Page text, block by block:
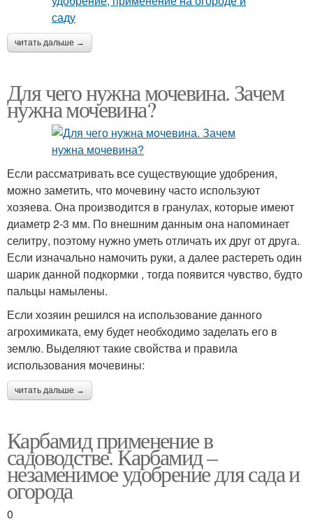
читать дальше →
Для чего нужна мочевина. Зачем
нужна мочевина?
Если рассматривать все существующие удобрения,
можно заметить, что мочевину часто используют
хозяева. Она производится в гранулах, которые имеют
диаметр 2-3 мм. По внешним данным она напоминает
селитру, поэтому нужно уметь отличать их друг от друга.
Если изначально намочить руки, а далее растереть один
шарик данной подкормки , тогда появится чувство, будто
пальцы намылены.
Если хозяин решился на использование данного
агрохимиката, ему будет необходимо заделать его в
землю. Выделяют такие свойства и правила
использования мочевины:
читать дальше →
Карбамид применение в
садоводстве. Карбамид –
незаменимое удобрение для сада и
огорода
0